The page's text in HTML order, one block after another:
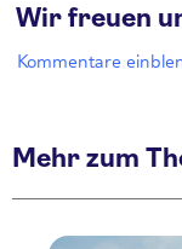
Wir freuen
Kommentare
Mehr zum